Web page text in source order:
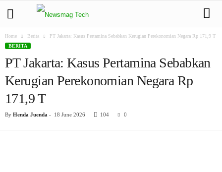
Home Berita
PT Jakarta: Kasus Pertamina Sebabkan Kerugian Perekonomian Negara Rp 171,9 T
BERITA
PT Jakarta: Kasus Pertamina Sebabkan
Kerugian Perekonomian Negara Rp
171,9 T
By Henda Juenda - 18 June 2026 104 0